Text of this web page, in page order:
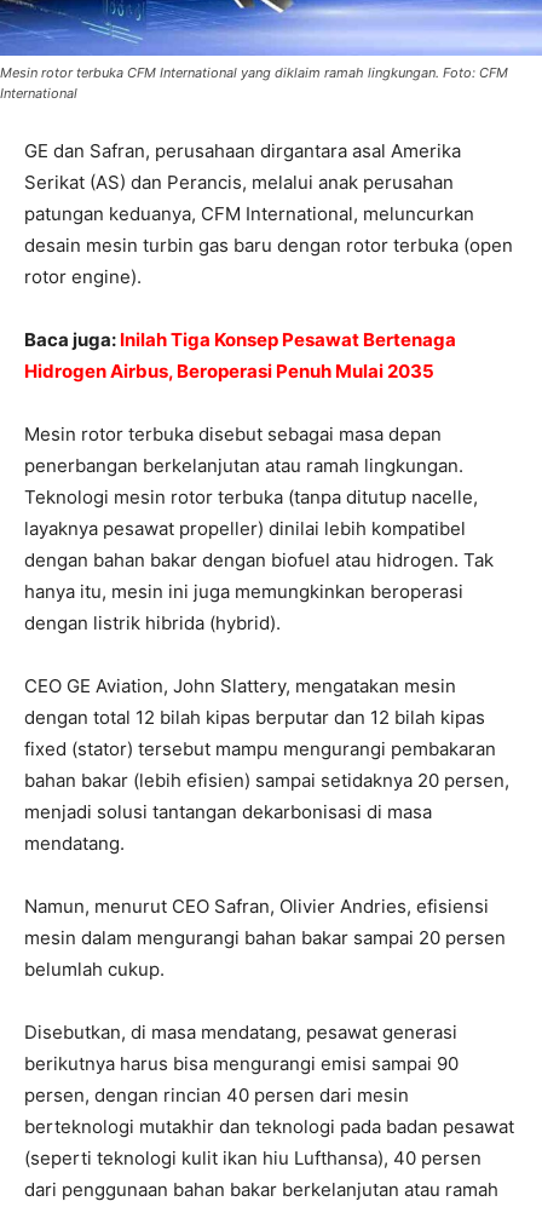
Mesin rotor terbuka CFM International yang diklaim ramah lingkungan. Foto: CFM
International
GE dan Safran, perusahaan dirgantara asal Amerika
Serikat (AS) dan Perancis, melalui anak perusahan
patungan keduanya, CFM International, meluncurkan
desain mesin turbin gas baru dengan rotor terbuka (open
rotor engine).
Baca juga: Inilah Tiga Konsep Pesawat Bertenaga
Hidrogen Airbus, Beroperasi Penuh Mulai 2035
Mesin rotor terbuka disebut sebagai masa depan
penerbangan berkelanjutan atau ramah lingkungan.
Teknologi mesin rotor terbuka (tanpa ditutup nacelle,
layaknya pesawat propeller) dinilai lebih kompatibel
dengan bahan bakar dengan biofuel atau hidrogen. Tak
hanya itu, mesin ini juga memungkinkan beroperasi
dengan listrik hibrida (hybrid).
CEO GE Aviation, John Slattery, mengatakan mesin
dengan total 12 bilah kipas berputar dan 12 bilah kipas
fixed (stator) tersebut mampu mengurangi pembakaran
bahan bakar (lebih efisien) sampai setidaknya 20 persen,
menjadi solusi tantangan dekarbonisasi di masa
mendatang.
Namun, menurut CEO Safran, Olivier Andries, efisiensi
mesin dalam mengurangi bahan bakar sampai 20 persen
belumlah cukup.
Disebutkan, di masa mendatang, pesawat generasi
berikutnya harus bisa mengurangi emisi sampai 90
persen, dengan rincian 40 persen dari mesin
berteknologi mutakhir dan teknologi pada badan pesawat
(seperti teknologi kulit ikan hiu Lufthansa), 40 persen
dari penggunaan bahan bakar berkelanjutan atau ramah